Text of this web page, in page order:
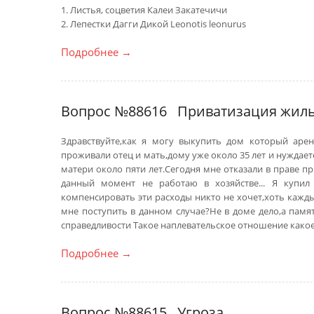
1. Листья, соцветия Калеи Закатечичи
2. Лепестки Дагги Дикой Leonotis leonurus
Подробнее →
Вопрос №88616 Приватизация
Здравствуйте,как я могу выкупить дом который
проживали отец и мать,дому уже около 35 лет и
матери около пяти лет.Сегодня мне отказали в праве
данный момент не работаю в хозяйстве... Я
компенсировать эти расходы никто не хочет,хоть
мне поступить в данном случае?Не в доме дело,а
справедливости Такое наплевательское отношение
Подробнее →